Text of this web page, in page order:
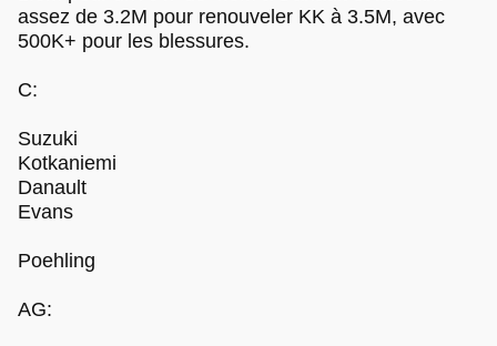
assez de 3.2M pour renouveler KK à 3.5M, avec
500K+ pour les blessures.
C:
Suzuki
Kotkaniemi
Danault
Evans
Poehling
AG: